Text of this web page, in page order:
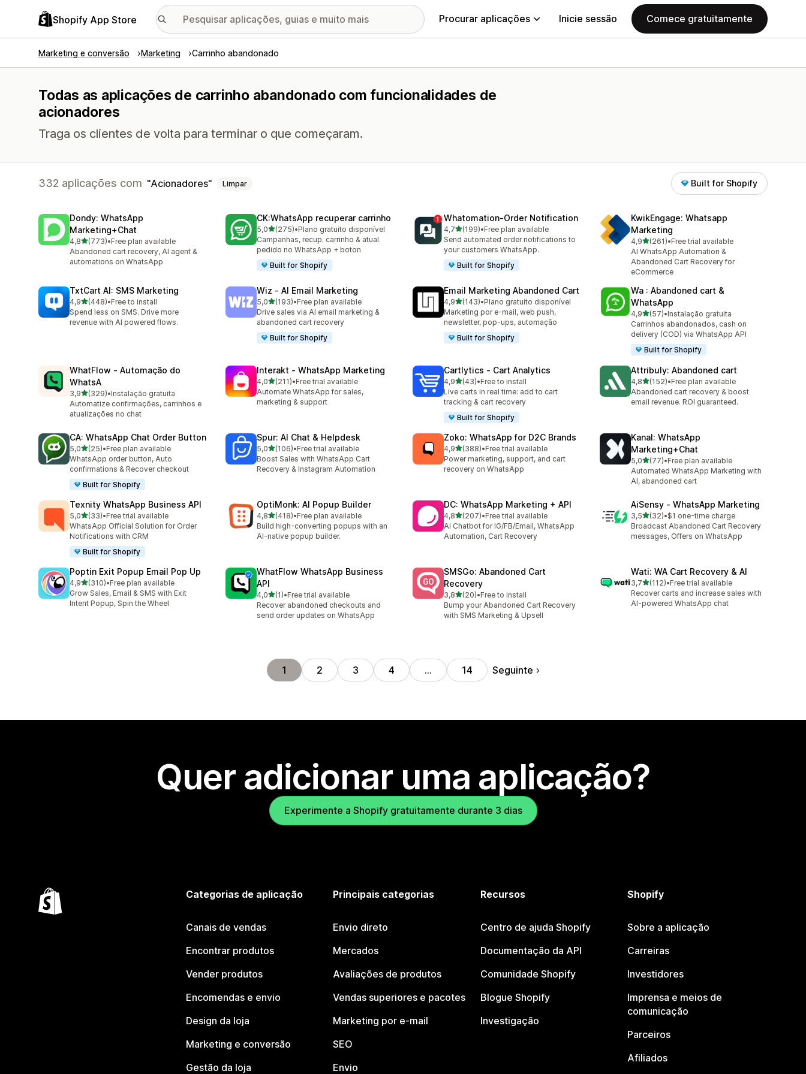
Shopify App Store Procurar aplicações Inicie sessão Comece gratuitamente
Marketing e conversão Marketing Carrinho abandonado
Todas as aplicações de carrinho abandonado com funcionalidades de
acionadores
Traga os clientes de volta para terminar o que começaram.
332 aplicações com Acionadores Limpar Built for Shopify
Dondy: WhatsApp
Marketing+Chat
4,8de 5 estrelas
(773)
773 total de avaliações
•Free plan available
Abandoned cart recovery, AI agent &
automations on WhatsApp
CK:WhatsApp recuperar carrinho
5,0de 5 estrelas
(275)
275 total de avaliações
•Plano gratuito disponível
Campanhas, recup. carrinho & atual.
pedido no WhatsApp + boton
Built for Shopify
Whatomation‑Order Notification
4,7de 5 estrelas
(199)
199 total de avaliações
•Free plan available
Send automated order notifications to
your customers WhatsApp.
Built for Shopify
KwikEngage: Whatsapp
Marketing
4,9de 5 estrelas
(261)
261 total de avaliações
•Free trial available
AI WhatsApp Automation &
Abandoned Cart Recovery for
eCommerce
TxtCart AI: SMS Marketing
4,9de 5 estrelas
(448)
448 total de avaliações
•Free to install
Spend less on SMS. Drive more
revenue with AI powered flows.
Wiz ‑ AI Email Marketing
5,0de 5 estrelas
(193)
193 total de avaliações
•Free plan available
Drive sales via AI email marketing &
abandoned cart recovery
Built for Shopify
Email Marketing Abandoned Cart
4,9de 5 estrelas
(143)
143 total de avaliações
•Plano gratuito disponível
Marketing por e-mail, web push,
newsletter, pop-ups, automação
Built for Shopify
Wa : Abandoned cart &
WhatsApp
4,9de 5 estrelas
(57)
57 total de avaliações
•Instalação gratuita
Carrinhos abandonados, cash on
delivery (COD) via WhatsApp API
Built for Shopify
WhatFlow ‑ Automação do
WhatsA
3,9de 5 estrelas
(329)
329 total de avaliações
•Instalação gratuita
Automatize confirmações, carrinhos e
atualizações no chat
Interakt ‑ WhatsApp Marketing
4,0de 5 estrelas
(211)
211 total de avaliações
•Free trial available
Automate WhatsApp for sales,
marketing & support
Cartlytics ‑ Cart Analytics
4,9de 5 estrelas
(43)
43 total de avaliações
•Free to install
Live carts in real time: add to cart
tracking & cart recovery
Built for Shopify
Attribuly: Abandoned cart
4,8de 5 estrelas
(152)
152 total de avaliações
•Free plan available
Abandoned cart recovery & boost
email revenue. ROI guaranteed.
CA: WhatsApp Chat Order Button
5,0de 5 estrelas
(25)
25 total de avaliações
•Free plan available
WhatsApp order button, Auto
confirmations & Recover checkout
Built for Shopify
Spur: AI Chat & Helpdesk
5,0de 5 estrelas
(106)
106 total de avaliações
•Free trial available
Boost Sales with WhatsApp Cart
Recovery & Instagram Automation
Zoko: WhatsApp for D2C Brands
4,9de 5 estrelas
(388)
388 total de avaliações
•Free trial available
Power marketing, support, and cart
recovery on WhatsApp
Kanal: WhatsApp
Marketing+Chat
5,0de 5 estrelas
(77)
77 total de avaliações
•Free plan available
Automated WhatsApp Marketing with
AI, abandoned cart
Texnity WhatsApp Business API
5,0de 5 estrelas
(33)
33 total de avaliações
•Free trial available
WhatsApp Official Solution for Order
Notifications with CRM
Built for Shopify
OptiMonk: AI Popup Builder
4,8de 5 estrelas
(418)
418 total de avaliações
•Free plan available
Build high-converting popups with an
AI-native popup builder.
DC: WhatsApp Marketing + API
4,8de 5 estrelas
(207)
207 total de avaliações
•Free trial available
AI Chatbot for IG/FB/Email, WhatsApp
Automation, Cart Recovery
AiSensy ‑ WhatsApp Marketing
3,5de 5 estrelas
(32)
32 total de avaliações
•$1 one-time charge
Broadcast Abandoned Cart Recovery
messages, Offers on WhatsApp
Poptin Exit Popup Email Pop Up
4,9de 5 estrelas
(310)
310 total de avaliações
•Free plan available
Grow Sales, Email & SMS with Exit
Intent Popup, Spin the Wheel
WhatFlow WhatsApp Business
API
4,0de 5 estrelas
(1)
1 total de avaliações
•Free trial available
Recover abandoned checkouts and
send order updates on WhatsApp
SMSGo: Abandoned Cart
Recovery
3,8de 5 estrelas
(20)
20 total de avaliações
•Free to install
Bump your Abandoned Cart Recovery
with SMS Marketing & Upsell
Wati: WA Cart Recovery & AI
3,7de 5 estrelas
(112)
112 total de avaliações
•Free trial available
Recover carts and increase sales with
AI-powered WhatsApp chat
1 2 3 4 … 14 Seguinte
Quer adicionar uma aplicação?
Experimente a Shopify gratuitamente durante 3 dias
Categorias de aplicação
Canais de vendas
Encontrar produtos
Vender produtos
Encomendas e envio
Design da loja
Marketing e conversão
Gestão da loja
Principais categorias
Envio direto
Mercados
Avaliações de produtos
Vendas superiores e pacotes
Marketing por e-mail
SEO
Envio
Recursos
Centro de ajuda Shopify
Documentação da API
Comunidade Shopify
Blogue Shopify
Investigação
Shopify
Sobre a aplicação
Carreiras
Investidores
Imprensa e meios de
comunicação
Parceiros
Afiliados